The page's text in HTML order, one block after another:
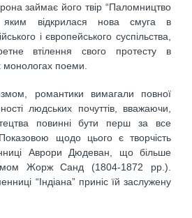
займає його твір “Паломництво
яким відкрилася нова смуга в
і європейського суспільства,
втілення свого протесту в
монологах поеми.
романтики вимагали повної
людських почуттів, вважаючи,
повинні бути перш за все
щодо цього є творчість
Аврори Дюдеван, що більше
Жорж Санд (1804-1872 рр.).
“Індіана” приніс їй заслужену